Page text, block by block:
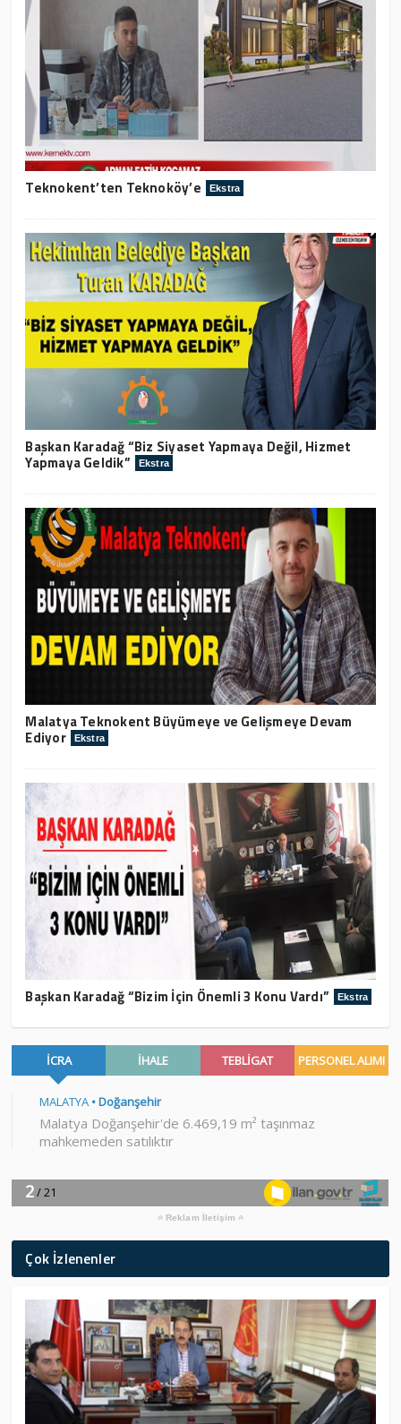
Teknokent’ten Teknoköy’e Ekstra
Başkan Karadağ “Biz Siyaset Yapmaya Değil, Hizmet
Yapmaya Geldik” Ekstra
Malatya Teknokent Büyümeye ve Gelişmeye Devam
Ediyor Ekstra
Başkan Karadağ “Bizim İçin Önemli 3 Konu Vardı” Ekstra
Reklam İletişim
Çok İzlenenler